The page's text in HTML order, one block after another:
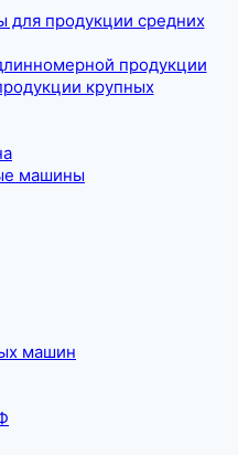
продукции средних
продукции
крупных
машины
машин